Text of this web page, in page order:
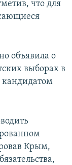
что для
объявила о
выборах в
кандидатом
Крым,